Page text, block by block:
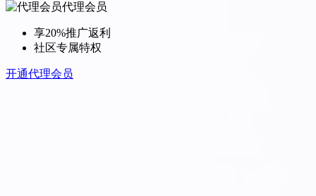
代理会员
享20%推广返利
社区专属特权
开通代理会员